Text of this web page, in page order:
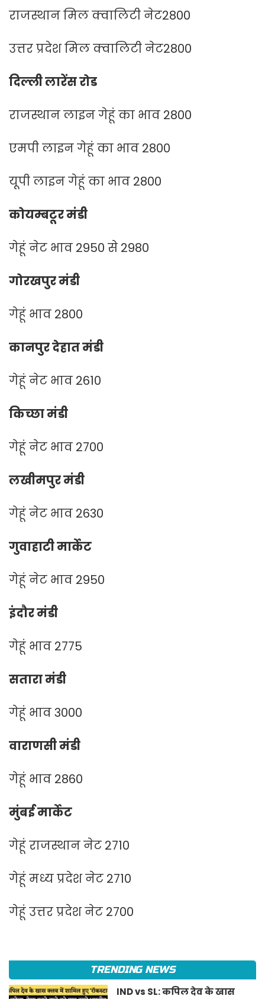
राजस्थान मिल क्वालिटी नेट2800
उत्तर प्रदेश मिल क्वालिटी नेट2800
दिल्ली लारेंस रोड
राजस्थान लाइन गेहूं का भाव 2800
एमपी लाइन गेहूं का भाव 2800
यूपी लाइन गेहूं का भाव 2800
कोयम्बटूर मंडी
गेहूं नेट भाव 2950 से 2980
गोरखपुर मंडी
गेहूं भाव 2800
कानपुर देहात मंडी
गेहूं नेट भाव 2610
किच्छा मंडी
गेहूं नेट भाव 2700
लखीमपुर मंडी
गेहूं नेट भाव 2630
गुवाहाटी मार्केट
गेहूं नेट भाव 2950
इंदौर मंडी
गेहूं भाव 2775
सतारा मंडी
गेहूं भाव 3000
वाराणसी मंडी
गेहूं भाव 2860
मुंबई मार्केट
गेहूं राजस्थान नेट 2710
गेहूं मध्य प्रदेश नेट 2710
गेहूं उत्तर प्रदेश नेट 2700
TRENDING NEWS
IND vs SL: कपिल देव के खास